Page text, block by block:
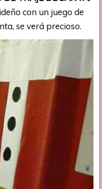
con un juego de
se verá precioso.